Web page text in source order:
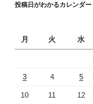
投稿日がわかるカレンダー
月
火 水
3 4 5
10 11 12